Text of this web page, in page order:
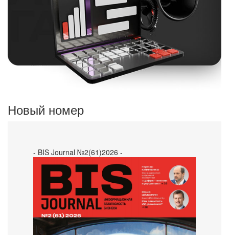
Новый номер
- BIS Journal №2(61)2026 -